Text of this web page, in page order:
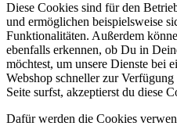
Diese Cookies sind für den
und ermöglichen beispielsweise
Funktionalitäten. Außerdem
ebenfalls erkennen, ob Du in
möchtest, um unsere Dienste bei
Webshop schneller zur
Seite surfst, akzeptierst du diese
Dafür werden die Cookies